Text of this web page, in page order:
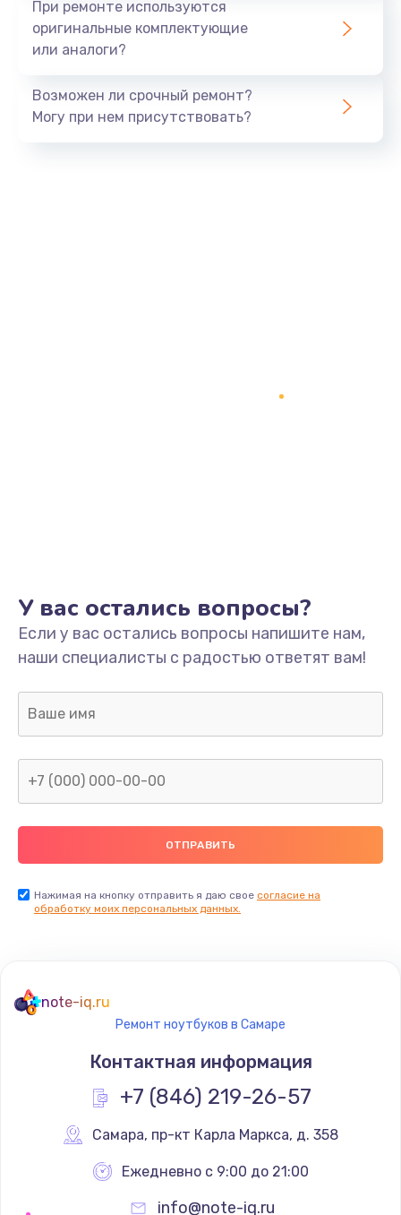
При ремонте используются
оригинальные комплектующие
или аналоги?
Возможен ли срочный ремонт?
Могу при нем присутствовать?
У вас остались вопросы?
Если у вас остались вопросы напишите нам,
наши специалисты с радостью ответят вам!
Нажимая на кнопку отправить я даю свое согласие на
обработку моих персональных данных.
note-iq.ru
Ремонт ноутбуков в Самаре
Контактная информация
+7 (846) 219-26-57
Самара, пр-кт Карла Маркса, д. 358
Ежедневно с 9:00 до 21:00
info@note-iq.ru